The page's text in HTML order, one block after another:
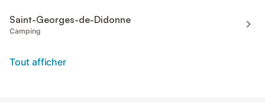
Saint-Georges-de-Didonne
Camping
Tout afficher